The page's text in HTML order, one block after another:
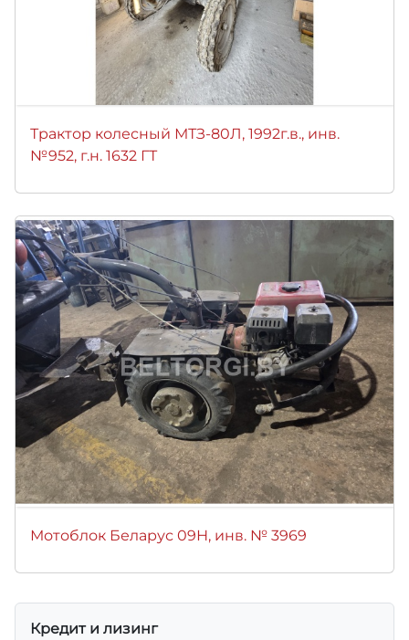
Трактор колесный МТЗ-80Л, 1992г.в., инв.
№952, г.н. 1632 ГТ
Мотоблок Беларус 09Н, инв. № 3969
Кредит и лизинг